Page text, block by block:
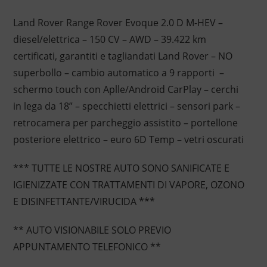
Land Rover Range Rover Evoque 2.0 D M-HEV –
diesel/elettrica – 150 CV – AWD – 39.422 km
certificati, garantiti e tagliandati Land Rover – NO
superbollo – cambio automatico a 9 rapporti –
schermo touch con Aplle/Android CarPlay – cerchi
in lega da 18” – specchietti elettrici – sensori park –
retrocamera per parcheggio assistito – portellone
posteriore elettrico – euro 6D Temp – vetri oscurati
*** TUTTE LE NOSTRE AUTO SONO SANIFICATE E
IGIENIZZATE CON TRATTAMENTI DI VAPORE, OZONO
E DISINFETTANTE/VIRUCIDA ***
** AUTO VISIONABILE SOLO PREVIO
APPUNTAMENTO TELEFONICO **